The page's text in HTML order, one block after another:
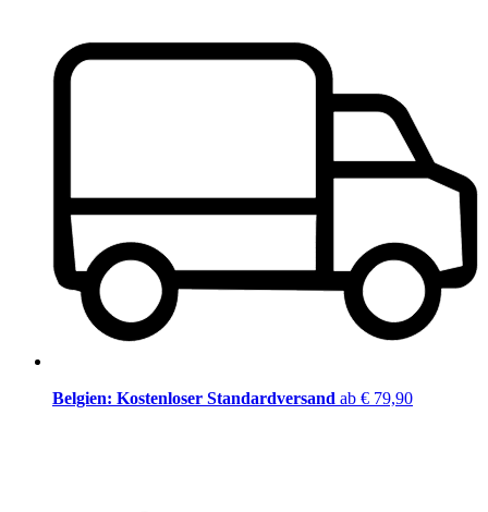
Belgien: Kostenloser Standardversand ab € 79,90